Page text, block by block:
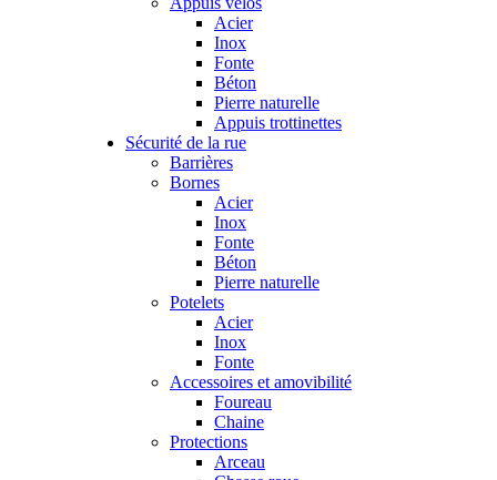
Acier
Inox
Fonte
Béton
Pierre naturelle
Appuis trottinettes
Sécurité de la rue
Barrières
Bornes
Acier
Inox
Fonte
Béton
Pierre naturelle
Potelets
Acier
Inox
Fonte
Accessoires et amovibilité
Foureau
Chaine
Protections
Arceau